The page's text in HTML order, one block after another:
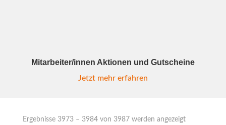
Mitarbeiter/innen Aktionen und Gutscheine
Jetzt mehr erfahren
Ergebnisse 3973 – 3984 von 3987 werden angezeigtNach